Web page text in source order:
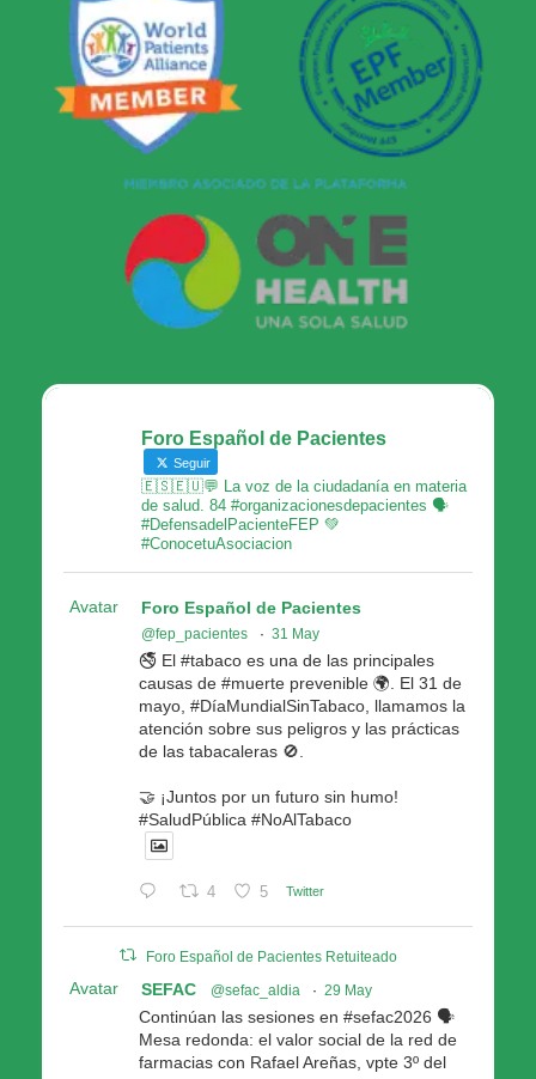
Foro Español de Pacientes
Seguir
🇪🇸🇪🇺💬 La voz de la ciudadanía en materia
de salud. 84 #organizacionesdepacientes 🗣
#DefensadelPacienteFEP 💚
#ConocetuAsociacion
Avatar Foro Español de Pacientes
@fep_pacientes · 31 May
🚭 El #tabaco es una de las principales
causas de #muerte prevenible 🌍. El 31 de
mayo, #DíaMundialSinTabaco, llamamos la
atención sobre sus peligros y las prácticas
de las tabacaleras 🚫.
🤝 ¡Juntos por un futuro sin humo!
#SaludPública #NoAlTabaco
4 5 Twitter
Foro Español de Pacientes Retuiteado
Avatar SEFAC @sefac_aldia · 29 May
Continúan las sesiones en #sefac2026 🗣️
Mesa redonda: el valor social de la red de
farmacias con Rafael Areñas, vpte 3º del